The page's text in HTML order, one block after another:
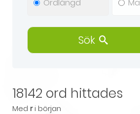
Sök
18142 ord hittades
Med ri början